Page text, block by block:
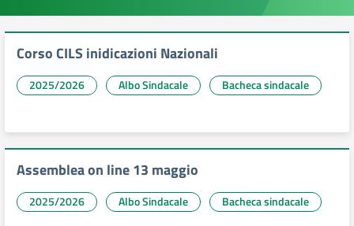
Corso CILS inidicazioni Nazionali
2025/2026 Albo Sindacale Bacheca sindacale
Assemblea on line 13 maggio
2025/2026 Albo Sindacale Bacheca sindacale